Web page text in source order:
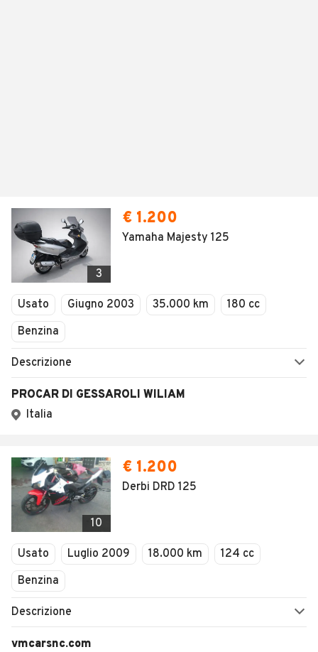
3
€ 1.200
Yamaha Majesty 125
Usato Giugno 2003 35.000 km
180 cc
Benzina
Descrizione
PROCAR DI GESSAROLI WILIAM
Italia
10
€ 1.200
Derbi DRD 125
Usato Luglio 2009 18.000 km
124 cc
Benzina
Descrizione
vmcarsnc.com